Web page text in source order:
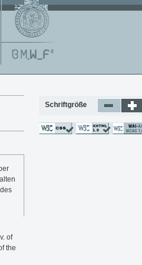
of
the
Schriftgröße